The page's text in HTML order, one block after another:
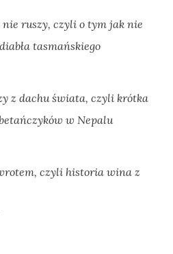
nie ruszy, czyli o tym jak nie
tasmańskiego
z dachu świata, czyli krótka
w Nepalu
czyli historia wina z